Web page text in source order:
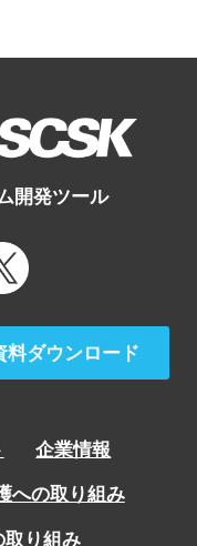
開発ツール
料ダウンロード
企業情報
への取り組み
取り組み